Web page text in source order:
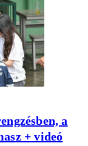
a
+ videó